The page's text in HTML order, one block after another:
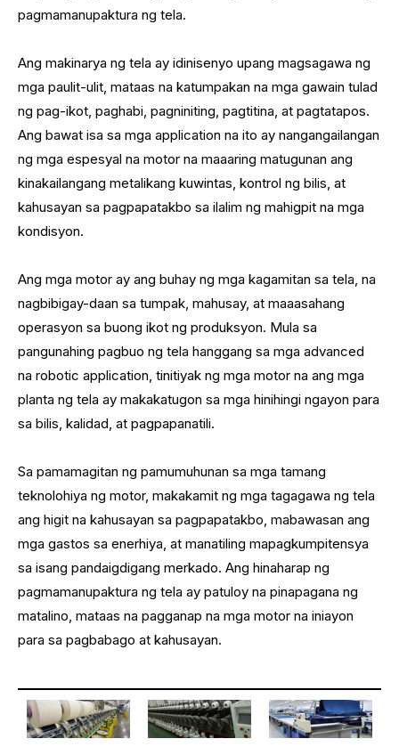
pagmamanupaktura ng tela.
Ang makinarya ng tela ay idinisenyo upang magsagawa ng
mga paulit-ulit, mataas na katumpakan na mga gawain tulad
ng pag-ikot, paghabi, pagniniting, pagtitina, at pagtatapos.
Ang bawat isa sa mga application na ito ay nangangailangan
ng mga espesyal na motor na maaaring matugunan ang
kinakailangang metalikang kuwintas, kontrol ng bilis, at
kahusayan sa pagpapatakbo sa ilalim ng mahigpit na mga
kondisyon.
Ang mga motor ay ang buhay ng mga kagamitan sa tela, na
nagbibigay-daan sa tumpak, mahusay, at maaasahang
operasyon sa buong ikot ng produksyon. Mula sa
pangunahing pagbuo ng tela hanggang sa mga advanced
na robotic application, tinitiyak ng mga motor na ang mga
planta ng tela ay makakatugon sa mga hinihingi ngayon para
sa bilis, kalidad, at pagpapanatili.
Sa pamamagitan ng pamumuhunan sa mga tamang
teknolohiya ng motor, makakamit ng mga tagagawa ng tela
ang higit na kahusayan sa pagpapatakbo, mabawasan ang
mga gastos sa enerhiya, at manatiling mapagkumpitensya
sa isang pandaigdigang merkado. Ang hinaharap ng
pagmamanupaktura ng tela ay patuloy na pinapagana ng
matalino, mataas na pagganap na mga motor na iniayon
para sa pagbabago at kahusayan.